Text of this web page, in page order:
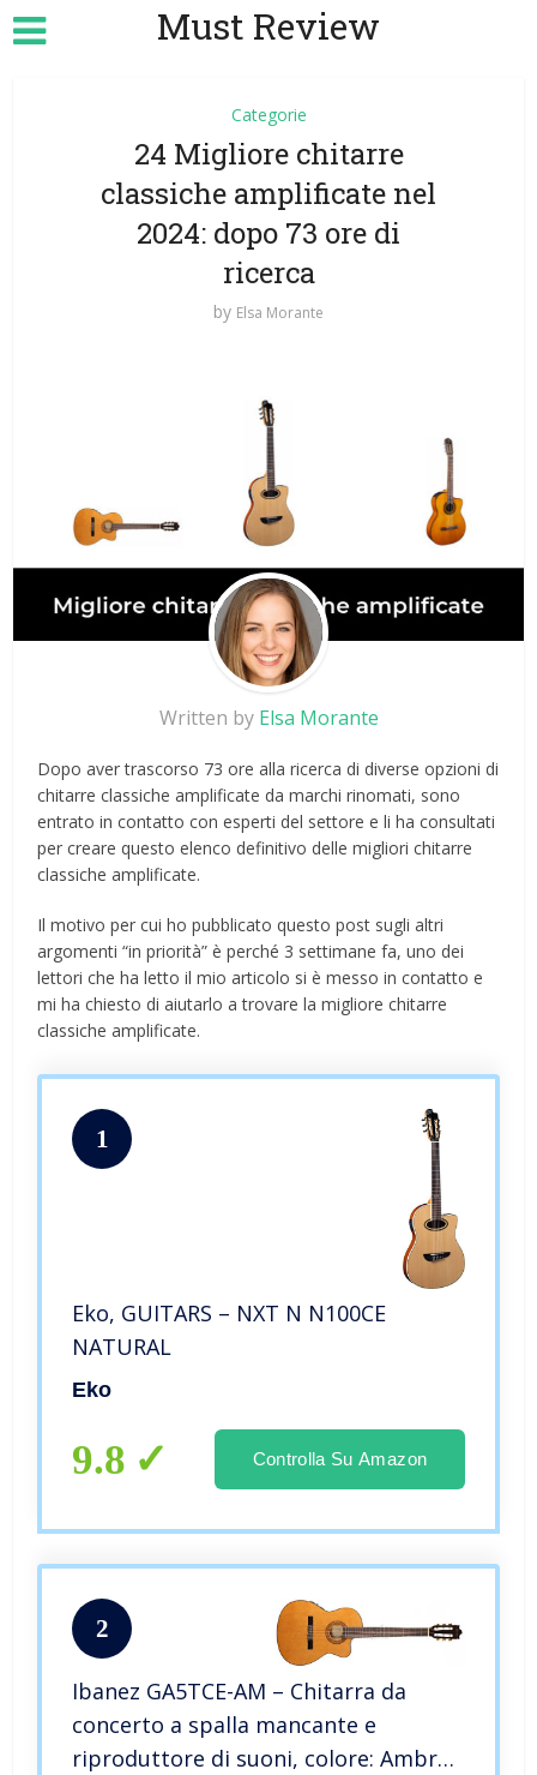
Must Review
Categorie
24 Migliore chitarre
classiche amplificate nel
2024: dopo 73 ore di
ricerca
by Elsa Morante
Written by Elsa Morante
Dopo aver trascorso 73 ore alla ricerca di diverse opzioni di
chitarre classiche amplificate da marchi rinomati, sono
entrato in contatto con esperti del settore e li ha consultati
per creare questo elenco definitivo delle migliori chitarre
classiche amplificate.
Il motivo per cui ho pubblicato questo post sugli altri
argomenti “in priorità” è perché 3 settimane fa, uno dei
lettori che ha letto il mio articolo si è messo in contatto e
mi ha chiesto di aiutarlo a trovare la migliore chitarre
classiche amplificate.
1
Eko, GUITARS – NXT N N100CE
NATURAL
Eko
9.8 Controlla Su Amazon
2
Ibanez GA5TCE-AM – Chitarra da
concerto a spalla mancante e
riproduttore di suoni, colore: Ambra